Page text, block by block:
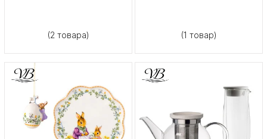
(2 товара) (1 товар)